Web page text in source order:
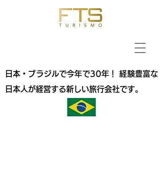
日本・ブラジルで今年で30年！ 経験豊富な
日本人が経営する新しい旅行会社です。